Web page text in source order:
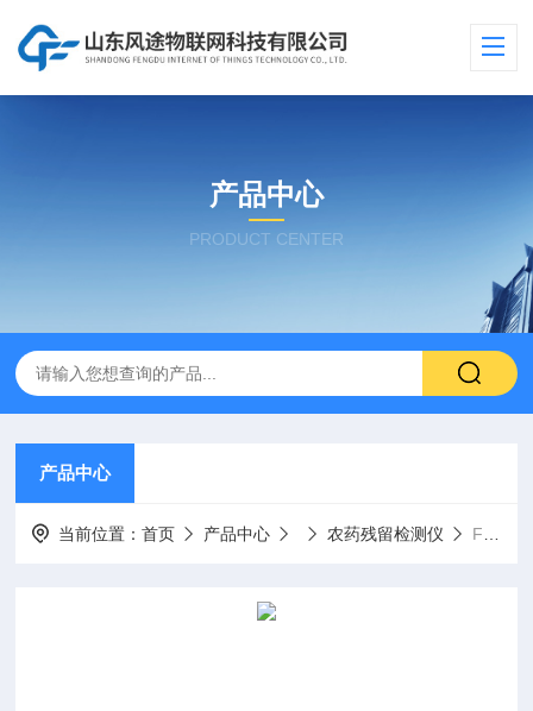
产品中心
PRODUCT CENTER
产品中心
当前位置：首页 产品中心 农药残留检测仪 FT-WLK2多功能农药残留快速检测仪